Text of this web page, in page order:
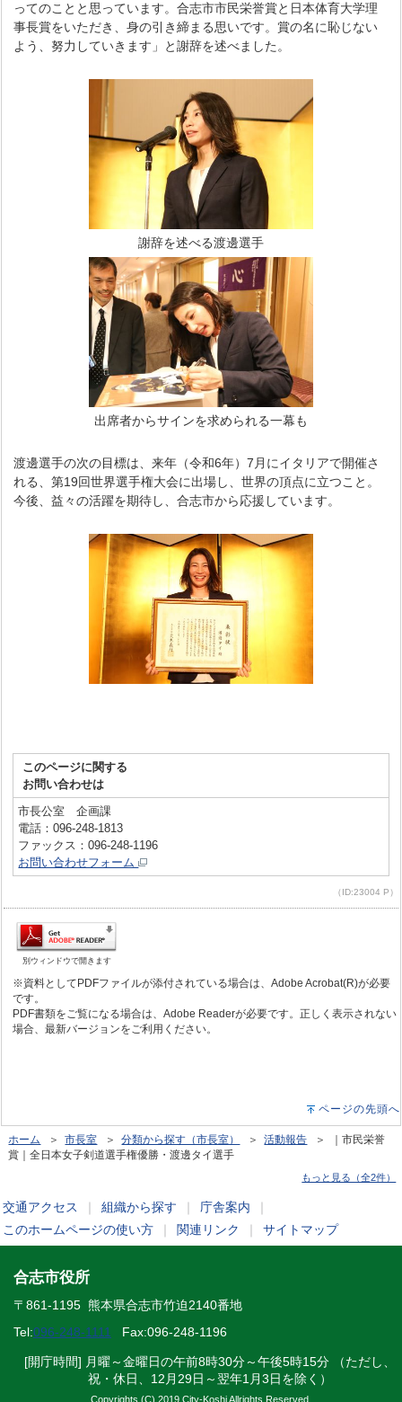
ってのことと思っています。合志市市民栄誉賞と日本体育大学理
事長賞をいただき、身の引き締まる思いです。賞の名に恥じない
よう、努力していきます」と謝辞を述べました。
謝辞を述べる渡邊選手
出席者からサインを求められる一幕も
渡邊選手の次の目標は、来年（令和6年）7月にイタリアで開催さ
れる、第19回世界選手権大会に出場し、世界の頂点に立つこと。
今後、益々の活躍を期待し、合志市から応援しています。
このページに関する
お問い合わせは
市長公室 企画課
電話：096-248-1813
ファックス：096-248-1196
お問い合わせフォーム
（ID:23004 P）
別ウィンドウで開きます
※資料としてPDFファイルが添付されている場合は、Adobe Acrobat(R)が必要
です。
PDF書類をご覧になる場合は、Adobe Readerが必要です。正しく表示されない
場合、最新バージョンをご利用ください。
ページの先頭へ
ホーム ＞市長室 ＞分類から探す（市長室） ＞活動報告 ＞ ｜市民栄誉
賞｜全日本女子剣道選手権優勝・渡邊タイ選手
もっと見る（全2件）
交通アクセス 組織から探す 庁舎案内
このホームページの使い方
関連リンク サイトマップ
合志市役所
〒861-1195 熊本県合志市竹迫2140番地
Tel:096-248-1111 Fax:096-248-1196
[開庁時間] 月曜～金曜日の午前8時30分～午後5時15分 （ただし、
祝・休日、12月29日～翌年1月3日を除く）
Copyrights (C) 2019 City-Koshi Allrights Reserved.